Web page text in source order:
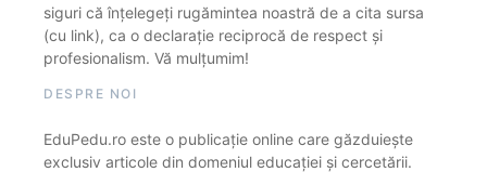
siguri că înțelegeți rugămintea noastră de a cita sursa
(cu link), ca o declarație reciprocă de respect și
profesionalism. Vă mulțumim!
DESPRE NOI
EduPedu.ro este o publicație online care găzduiește
exclusiv articole din domeniul educației și cercetării.